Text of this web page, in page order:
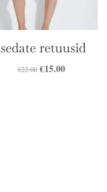
retuusid
€22.00 Algne
€15.00Praegune